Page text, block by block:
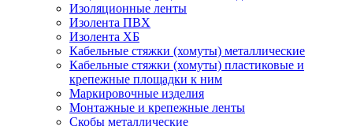
Изоляционные ленты
Изолента ПВХ
Изолента ХБ
Кабельные стяжки (хомуты) металлические
Кабельные стяжки (хомуты) пластиковые и
крепежные площадки к ним
Маркировочные изделия
Монтажные и крепежные ленты
Скобы металлические